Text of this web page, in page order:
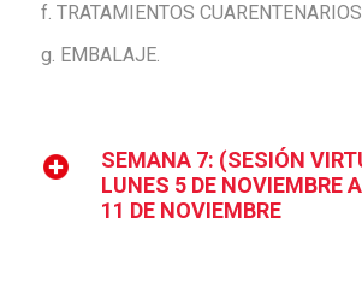
f. TRATAMIENTOS CUARENTENARIOS
g. EMBALAJE.
SEMANA 7: (SESIÓN
LUNES 5 DE NOVIEMBRE
11 DE NOVIEMBRE